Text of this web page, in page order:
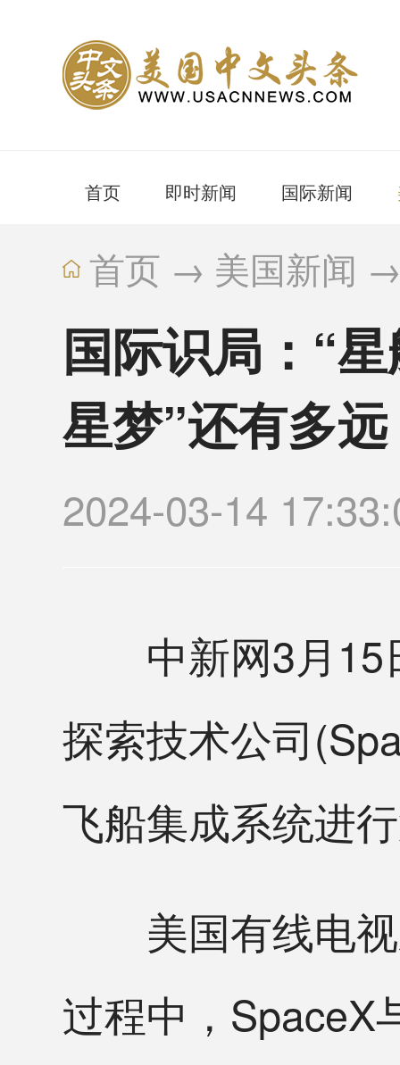
首页 即时新闻 国际新闻
首页 → 美国新闻
国际识局：“
星梦”还有多
2024-03-14
中新网3月15
探索技术公司
飞船集成系统进
美国有线电视
过程中，SpaceX